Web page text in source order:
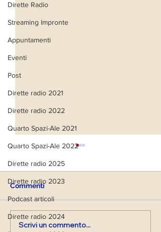
Dirette Radio
Streaming Impronte
Appuntamenti
Eventi
Post
Dirette radio 2021
Dirette radio 2022
Quarto Spazi-Ale 2021
Quarto Spazi-Ale 2022
Dirette radio 2025
Dirette radio 2023
Podcast articoli
Dirette radio 2024
Diretta Radiofonica di
Commenti
Scrivi un commento...